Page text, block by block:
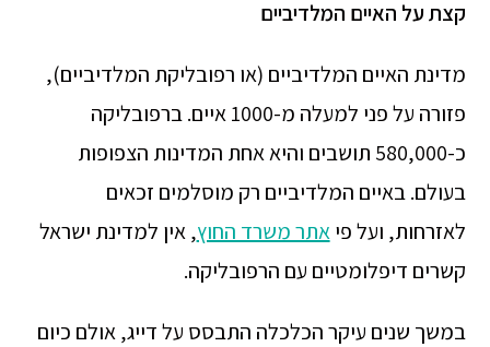
קצת על האיים המלדיביים
מדינת האיים המלדיביים (או רפובליקת המלדיביים),
פזורה על פני למעלה מ-1000 איים. ברפובליקה
כ-580,000 תושבים והיא אחת המדינות הצפופות
בעולם. באיים המלדיביים רק מוסלמים זכאים
לאזרחות, ועל פיאתר משרד החוץ, אין למדינת ישראל
קשרים דיפלומטיים עם הרפובליקה.
במשך שנים עיקר הכלכלה התבסס על דייג, אולם כיום